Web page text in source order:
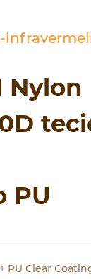
Nylon
PU
PU Clear